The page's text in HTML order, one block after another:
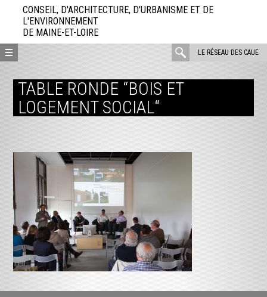
directement
contenu
CONSEIL, D'ARCHITECTURE, D'URBANISME ET DE
L'ENVIRONNEMENT
DE MAINE-ET-LOIRE
LE RÉSEAU DES CAUE
rechercher
TABLE RONDE “BOIS ET
LOGEMENT SOCIAL“